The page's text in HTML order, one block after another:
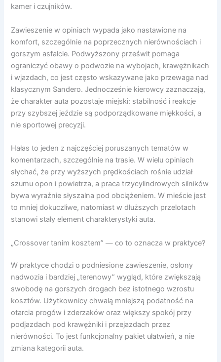
kamer i czujników.
Zawieszenie w opiniach wypada jako nastawione na
komfort, szczególnie na poprzecznych nierównościach i
gorszym asfalcie. Podwyższony prześwit pomaga
ograniczyć obawy o podwozie na wybojach, krawężnikach
i wjazdach, co jest często wskazywane jako przewaga nad
klasycznym Sandero. Jednocześnie kierowcy zaznaczają,
że charakter auta pozostaje miejski: stabilność i reakcje
przy szybszej jeździe są podporządkowane miękkości, a
nie sportowej precyzji.
Hałas to jeden z najczęściej poruszanych tematów w
komentarzach, szczególnie na trasie. W wielu opiniach
słychać, że przy wyższych prędkościach rośnie udział
szumu opon i powietrza, a praca trzycylindrowych silników
bywa wyraźnie słyszalna pod obciążeniem. W mieście jest
to mniej dokuczliwe, natomiast w dłuższych przelotach
stanowi stały element charakterystyki auta.
„Crossover tanim kosztem” — co to oznacza w praktyce?
W praktyce chodzi o podniesione zawieszenie, osłony
nadwozia i bardziej „terenowy” wygląd, które zwiększają
swobodę na gorszych drogach bez istotnego wzrostu
kosztów. Użytkownicy chwalą mniejszą podatność na
otarcia progów i zderzaków oraz większy spokój przy
podjazdach pod krawężniki i przejazdach przez
nierówności. To jest funkcjonalny pakiet ułatwień, a nie
zmiana kategorii auta.